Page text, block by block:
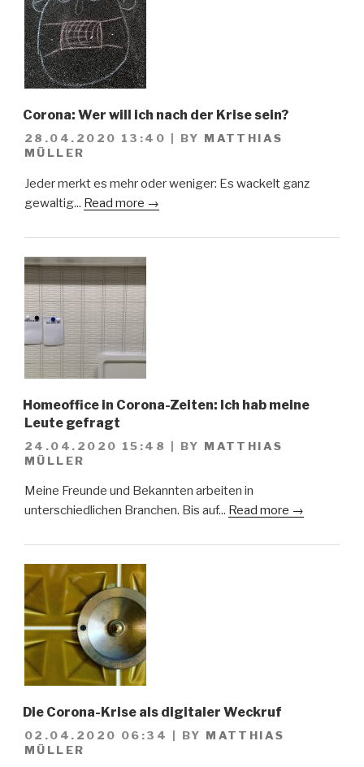
Corona: Wer will ich nach der Krise sein?
28.04.2020 13:40 BY MATTHIAS
MÜLLER
Jeder merkt es mehr oder weniger: Es wackelt ganz
gewaltig... Read more →
Homeoffice in Corona-Zeiten: Ich hab meine
Leute gefragt
24.04.2020 15:48 | BY MATTHIAS
MÜLLER
Meine Freunde und Bekannten arbeiten in
unterschiedlichen Branchen. Bis auf... Read more →
Die Corona-Krise als digitaler Weckruf
02.04.2020 06:34 BY MATTHIAS
MÜLLER